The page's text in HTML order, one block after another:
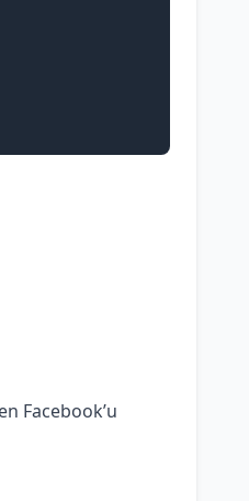
Facebook’u